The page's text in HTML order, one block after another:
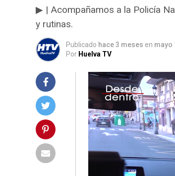
▶ | Acompañamos a la Policía
y rutinas.
Publicado hace 3 meses en mayo
Por Huelva TV